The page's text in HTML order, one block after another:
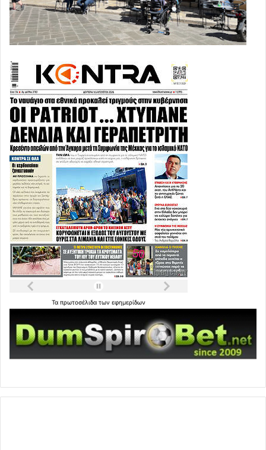
Τα πρωτοσέλιδα των εφημερίδων